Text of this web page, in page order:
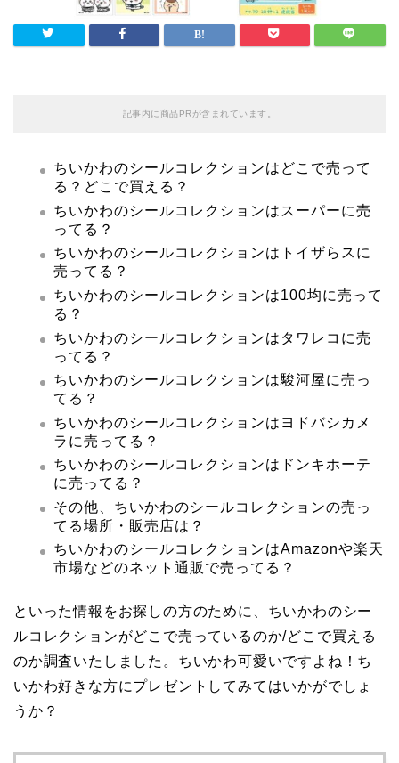
記事内に商品PRが含まれています。
ちいかわのシールコレクションはどこで売って
る？どこで買える？
ちいかわのシールコレクションはスーパーに売
ってる？
ちいかわのシールコレクションはトイザらスに
売ってる？
ちいかわのシールコレクションは100均に売って
る？
ちいかわのシールコレクションはタワレコに売
ってる？
ちいかわのシールコレクションは駿河屋に売っ
てる？
ちいかわのシールコレクションはヨドバシカメ
ラに売ってる？
ちいかわのシールコレクションはドンキホーテ
に売ってる？
その他、ちいかわのシールコレクションの売っ
てる場所・販売店は？
ちいかわのシールコレクションはAmazonや楽天
市場などのネット通販で売ってる？
といった情報をお探しの方のために、ちいかわのシー
ルコレクションがどこで売っているのか/どこで買える
のか調査いたしました。ちいかわ可愛いですよね！ち
いかわ好きな方にプレゼントしてみてはいかがでしょ
うか？